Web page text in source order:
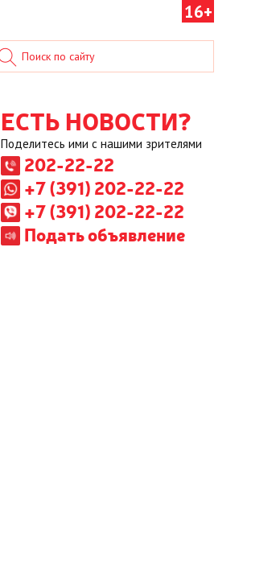
16+
ЕСТЬ НОВОСТИ?
Поделитесь ими с нашими зрителями
202-22-22
+7 (391) 202-22-22
+7 (391) 202-22-22
Подать объявление